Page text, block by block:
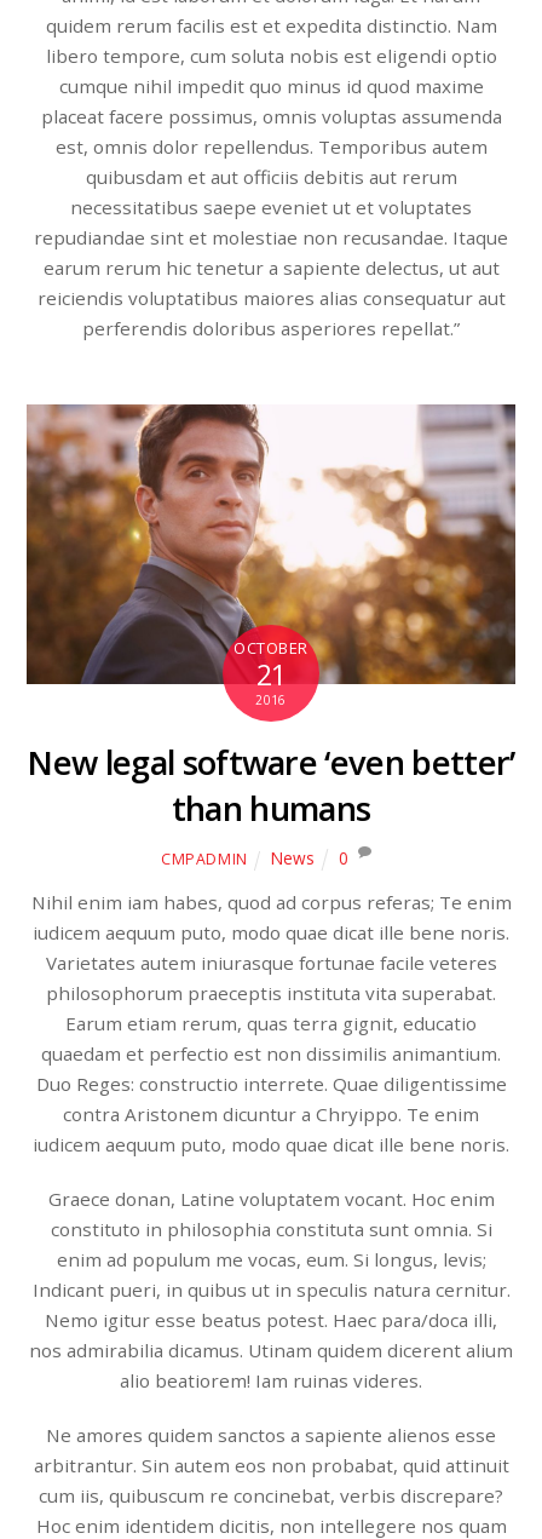
quidem rerum facilis est et expedita distinctio. Nam
libero tempore, cum soluta nobis est eligendi optio
cumque nihil impedit quo minus id quod maxime
placeat facere possimus, omnis voluptas assumenda
est, omnis dolor repellendus. Temporibus autem
quibusdam et aut officiis debitis aut rerum
necessitatibus saepe eveniet ut et voluptates
repudiandae sint et molestiae non recusandae. Itaque
earum rerum hic tenetur a sapiente delectus, ut aut
reiciendis voluptatibus maiores alias consequatur aut
perferendis doloribus asperiores repellat.”
OCTOBER
21
2016
New legal software ‘even better’
than humans
CMPADMIN News 0
Nihil enim iam habes, quod ad corpus referas; Te enim
iudicem aequum puto, modo quae dicat ille bene noris.
Varietates autem iniurasque fortunae facile veteres
philosophorum praeceptis instituta vita superabat.
Earum etiam rerum, quas terra gignit, educatio
quaedam et perfectio est non dissimilis animantium.
Duo Reges: constructio interrete. Quae diligentissime
contra Aristonem dicuntur a Chryippo. Te enim
iudicem aequum puto, modo quae dicat ille bene noris.
Graece donan, Latine voluptatem vocant. Hoc enim
constituto in philosophia constituta sunt omnia. Si
enim ad populum me vocas, eum. Si longus, levis;
Indicant pueri, in quibus ut in speculis natura cernitur.
Nemo igitur esse beatus potest. Haec para/doca illi,
nos admirabilia dicamus. Utinam quidem dicerent alium
alio beatiorem! Iam ruinas videres.
Ne amores quidem sanctos a sapiente alienos esse
arbitrantur. Sin autem eos non probabat, quid attinuit
cum iis, quibuscum re concinebat, verbis discrepare?
Hoc enim identidem dicitis, non intellegere nos quam